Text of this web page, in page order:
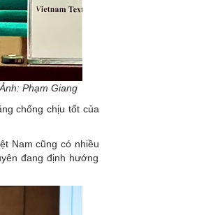
Phạm Giang
chống chịu tốt của
Nam cũng có nhiều
đang định hướng